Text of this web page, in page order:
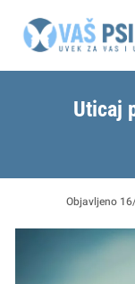
Uticaj
Objavljeno